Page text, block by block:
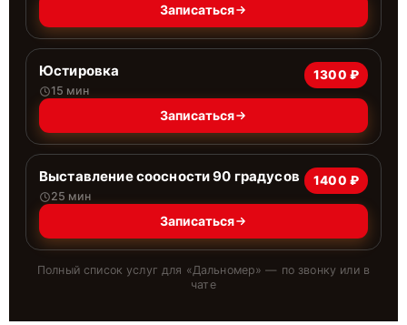
Записаться
Юстировка
15 мин
1300 ₽
Записаться
Выставление соосности 90 градусов
25 мин
1400 ₽
Записаться
Полный список услуг для «Дальномер» — по звонку или в
чате